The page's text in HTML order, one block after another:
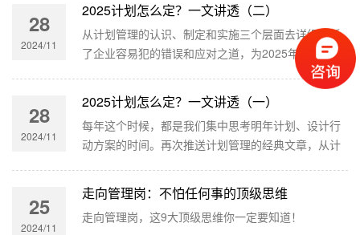
28
2024/11
2025计划怎么定？一文讲透（二）
从计划管理的认识、制定和实施三个层面去详细分析
了企业容易犯的错误和应对之道，为2025年打下坚实
28
2024/11
2025计划怎么定？一文讲透（一）
每年这个时候，都是我们集中思考明年计划、设计行
动方案的时间。再次推送计划管理的经典文章，从计
业容易犯的错误和应对之道，为2025年打下坚实的基
础。
25
2024/11
走向管理岗：不怕任何事的顶级思维
走向管理岗，这9大顶级思维你一定要知道！